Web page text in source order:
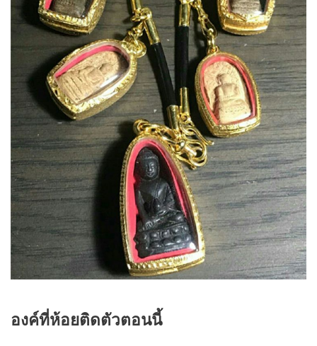
องค์ที่ห้อยติดตัวตอนนี้